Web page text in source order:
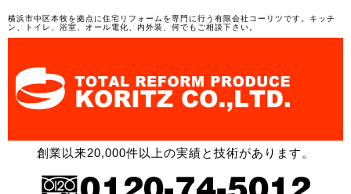
横浜市中区本牧を拠点に住宅リフォームを専門に行う有限会社コーリツです。キッチ
ン、トイレ、浴室、オール電化、内外装、何でもご相談下さい。
創業以来20,000件以上の実績と技術があります。